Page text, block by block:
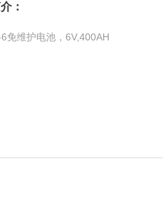
：
免维护电池，6V,400AH